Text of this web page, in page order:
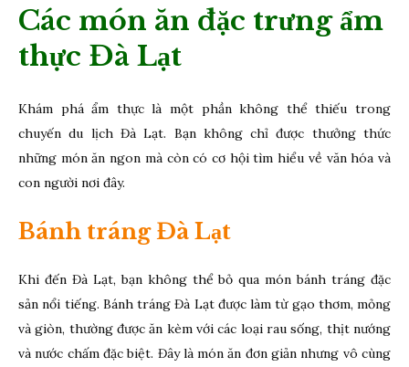
Các món ăn đặc trưng ẩm
thực Đà Lạt
Khám phá ẩm thực là một phần không thể thiếu trong
chuyến du lịch Đà Lạt. Bạn không chỉ được thưởng thức
những món ăn ngon mà còn có cơ hội tìm hiểu về văn hóa và
con người nơi đây.
Bánh tráng Đà Lạt
Khi đến Đà Lạt, bạn không thể bỏ qua món bánh tráng đặc
sản nổi tiếng. Bánh tráng Đà Lạt được làm từ gạo thơm, mỏng
và giòn, thường được ăn kèm với các loại rau sống, thịt nướng
và nước chấm đặc biệt. Đây là món ăn đơn giản nhưng vô cùng